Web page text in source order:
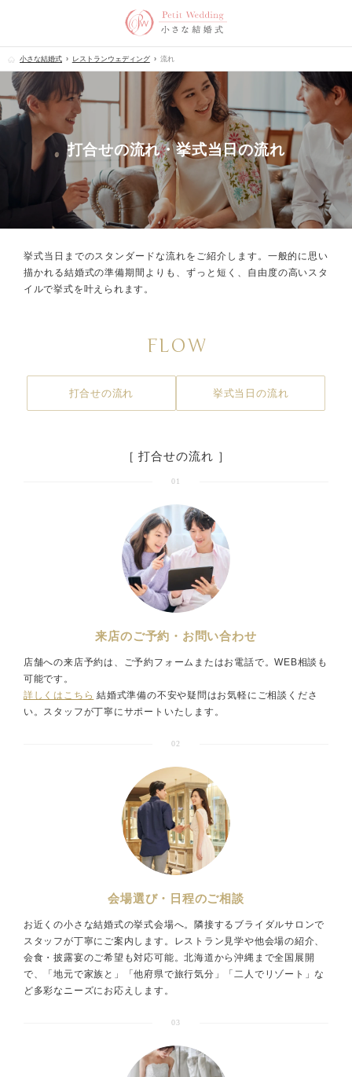
小さな結婚式 レストランウェディング 流れ
打合せの流れ・挙式当日の流れ
挙式当日までのスタンダードな流れをご紹介します。 一般的に思い
描かれる結婚式の準備期間よりも、ずっと短く、自由度の高いスタ
イルで挙式を叶えられます。
FLOW
打合せの流れ 挙式当日の流れ
［ 打合せの流れ ］
01
来店のご予約・お問い合わせ
店舗への来店予約は、ご予約フォームまたはお電話で。WEB相談も
可能です。
詳しくはこちら 結婚式準備の不安や疑問はお気軽にご相談くださ
い。スタッフが丁寧にサポートいたします。
02
会場選び・日程のご相談
お近くの小さな結婚式の挙式会場へ。隣接するブライダルサロンで
スタッフが丁寧にご案内します。レストラン見学や他会場の紹介、
会食・披露宴のご希望も対応可能。北海道から沖縄まで全国展開
で、「地元で家族と」「他府県で旅行気分」「二人でリゾート」な
ど多彩なニーズにお応えします。
03